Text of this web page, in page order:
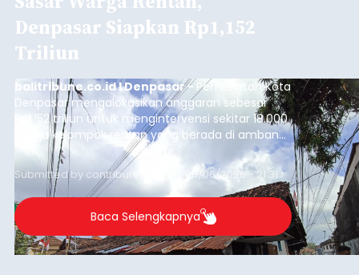
Denpasar Siapkan Rp1,152
Triliun
balitribune.co.id I Denpasar - Pemerintah Kota
Denpasar mengalokasikan anggaran sebesar
Rp1,152 triliun untuk mengintervensi sekitar 18.000
warga kelompok rentan yang berada di ambang
garis kemiskinan. Langkah strategis ini diambil
guna menjaga masyarakat yang berada pada
kelompok desil 5 dan 6 tersebut agar tidak
merosot ke kategori miskin.
Submitted by contributor Thu, 08/06/2026 - 21:31
Baca Selengkapnya